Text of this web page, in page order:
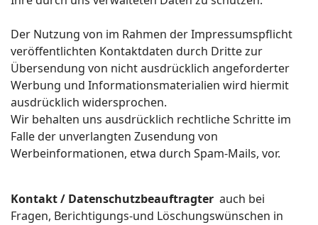
Der Nutzung von im Rahmen der Impressumspflicht
veröffentlichten Kontaktdaten durch Dritte zur
Übersendung von nicht ausdrücklich angeforderter
Werbung und Informationsmaterialien wird hiermit
ausdrücklich widersprochen.
Wir behalten uns ausdrücklich rechtliche Schritte im
Falle der unverlangten Zusendung von
Werbeinformationen, etwa durch Spam-Mails, vor.
Kontakt / Datenschutzbeauftragter auch bei
Fragen, Berichtigungs-und Löschungswünschen in